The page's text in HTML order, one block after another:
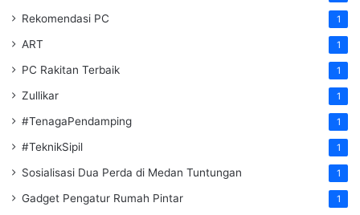
Rekomendasi PC 1
ART 1
PC Rakitan Terbaik 1
Zullikar 1
#TenagaPendamping 1
#TeknikSipil 1
Sosialisasi Dua Perda di Medan Tuntungan 1
Gadget Pengatur Rumah Pintar 1